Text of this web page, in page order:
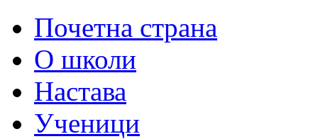
Почетна страна
О школи
Настава
Ученици